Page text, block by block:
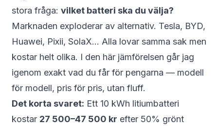
stora fråga: vilket batteri ska du välja?
Marknaden exploderar av alternativ. Tesla, BYD,
Huawei, Pixii, SolaX… Alla lovar samma sak men
kostar helt olika. I den här jämförelsen går jag
igenom exakt vad du får för pengarna — modell
för modell, pris för pris, utan fluff.
Det korta svaret: Ett 10 kWh litiumbatteri
kostar 27 500–47 500 kr efter 50% grönt